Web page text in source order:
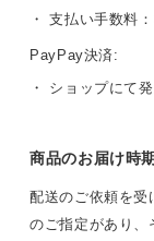
・ 支払い手数料
PayPay決済:
・ ショップにて
商品のお届け時期
配送のご依頼を受
のご指定があり、